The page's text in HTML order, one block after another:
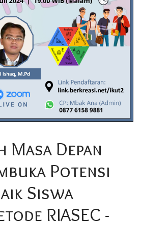
Next
Masa Depan
Potensi
Siswa
RIASEC -